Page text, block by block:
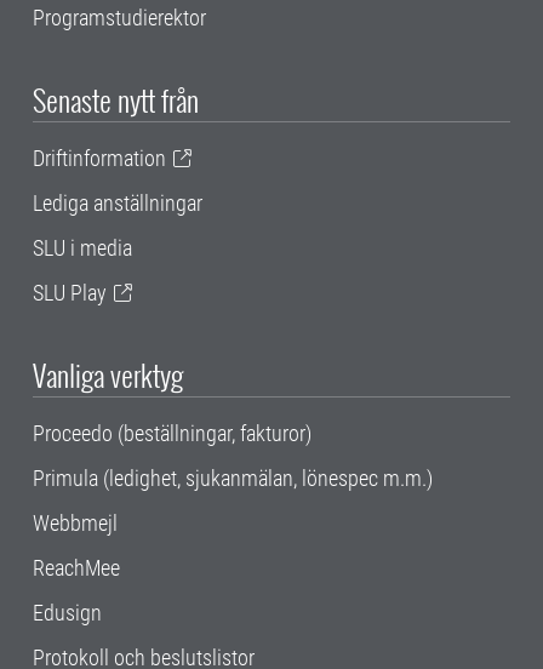
Programstudierektor
Senaste nytt från
Driftinformation
Lediga anställningar
SLU i media
SLU Play
Vanliga verktyg
Proceedo (beställningar, fakturor)
Primula (ledighet, sjukanmälan, lönespec m.m.)
Webbmejl
ReachMee
Edusign
Protokoll och beslutslistor